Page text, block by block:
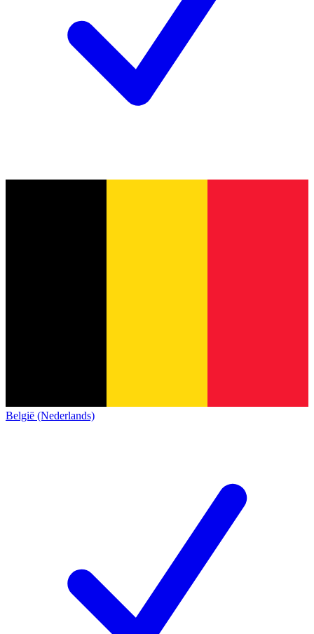
België (Nederlands)